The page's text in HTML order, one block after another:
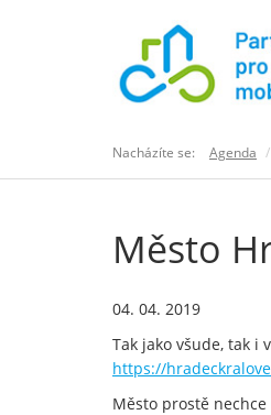
Nacházíte se: Agenda
Město
04. 04. 2019
Tak jako všude, tak i
https://
Město prostě